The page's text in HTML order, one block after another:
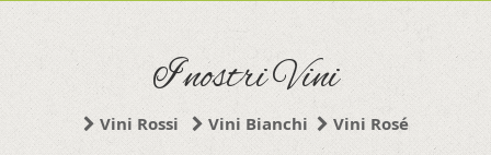
I nostri Vini
Vini Rossi Vini Bianchi Vini Rosé